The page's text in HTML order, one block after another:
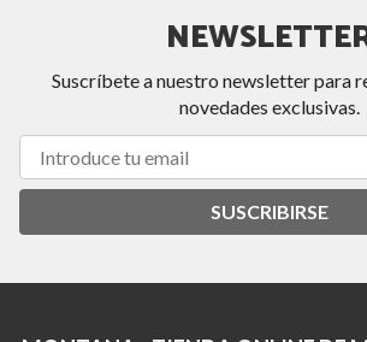
Suscríbete a nuestro newsletter para
novedades exclusivas.
SUSCRIBIRSE